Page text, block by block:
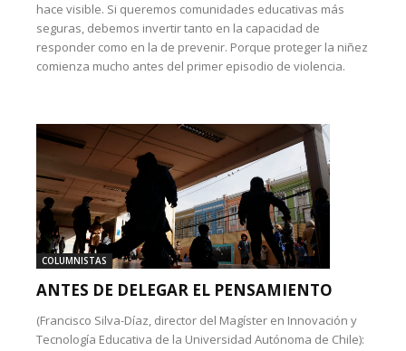
hace visible. Si queremos comunidades educativas más
seguras, debemos invertir tanto en la capacidad de
responder como en la de prevenir. Porque proteger la niñez
comienza mucho antes del primer episodio de violencia.
COLUMNISTAS
ANTES DE DELEGAR EL PENSAMIENTO
(Francisco Silva-Díaz, director del Magíster en Innovación y
Tecnología Educativa de la Universidad Autónoma de Chile):